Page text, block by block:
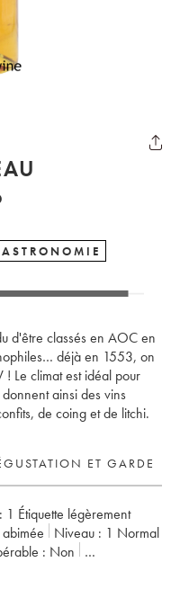
d'être classés en AOC en
déjà en 1553, on
Le climat est idéal pour
ainsi des vins
de coing et de litchi.
ET GARDE
1 Étiquette légèrement
Niveau : 1 Normal
:
non